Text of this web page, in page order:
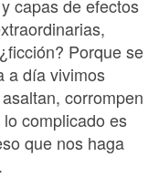
capas de efectos
Porque se
a día vivimos
corrompen
complicado es
que nos haga